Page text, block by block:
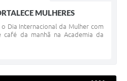
MULHERES
Dia Internacional da Mulher com
café da manhã na Academia da